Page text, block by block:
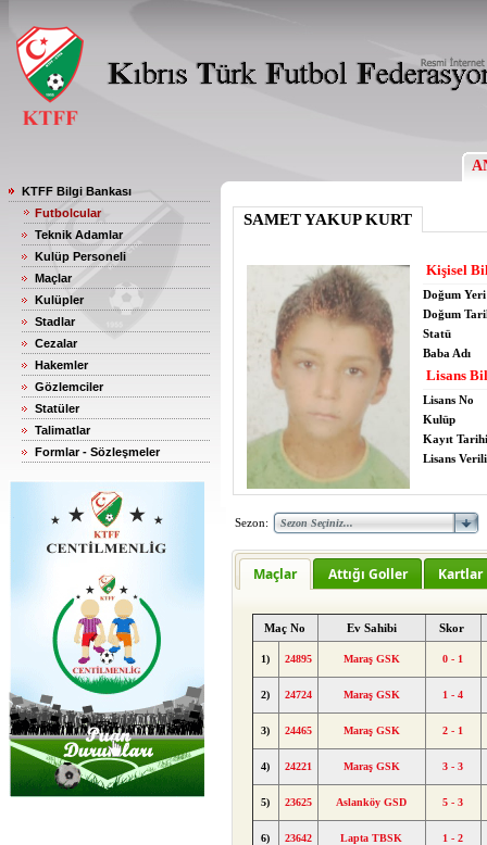
KTFF Bilgi Bankası
Futbolcular
Teknik Adamlar
Kulüp Personeli
Maçlar
Kulüpler
Stadlar
Cezalar
Hakemler
Gözlemciler
Statüler
Talimatlar
Formlar - Sözleşmeler
SAMET YAKUP KURT
Kişisel
Doğum Yeri
Doğum
Statü
Baba Adı
Lisans
Lisans No
Kulüp
Kayıt Tarihi
Lisans
Sezon:
Maçlar Attığı Goller Kartlar
Maç No Ev Sahibi Skor
1) 24895 Maraş GSK 0 - 1
2) 24724 Maraş GSK 1 - 4
3) 24465 Maraş GSK 2 - 1
4) 24221 Maraş GSK 3 - 3
5) 23625 Aslanköy GSD 5 - 3
6) 23642 Lapta TBSK 1 - 2